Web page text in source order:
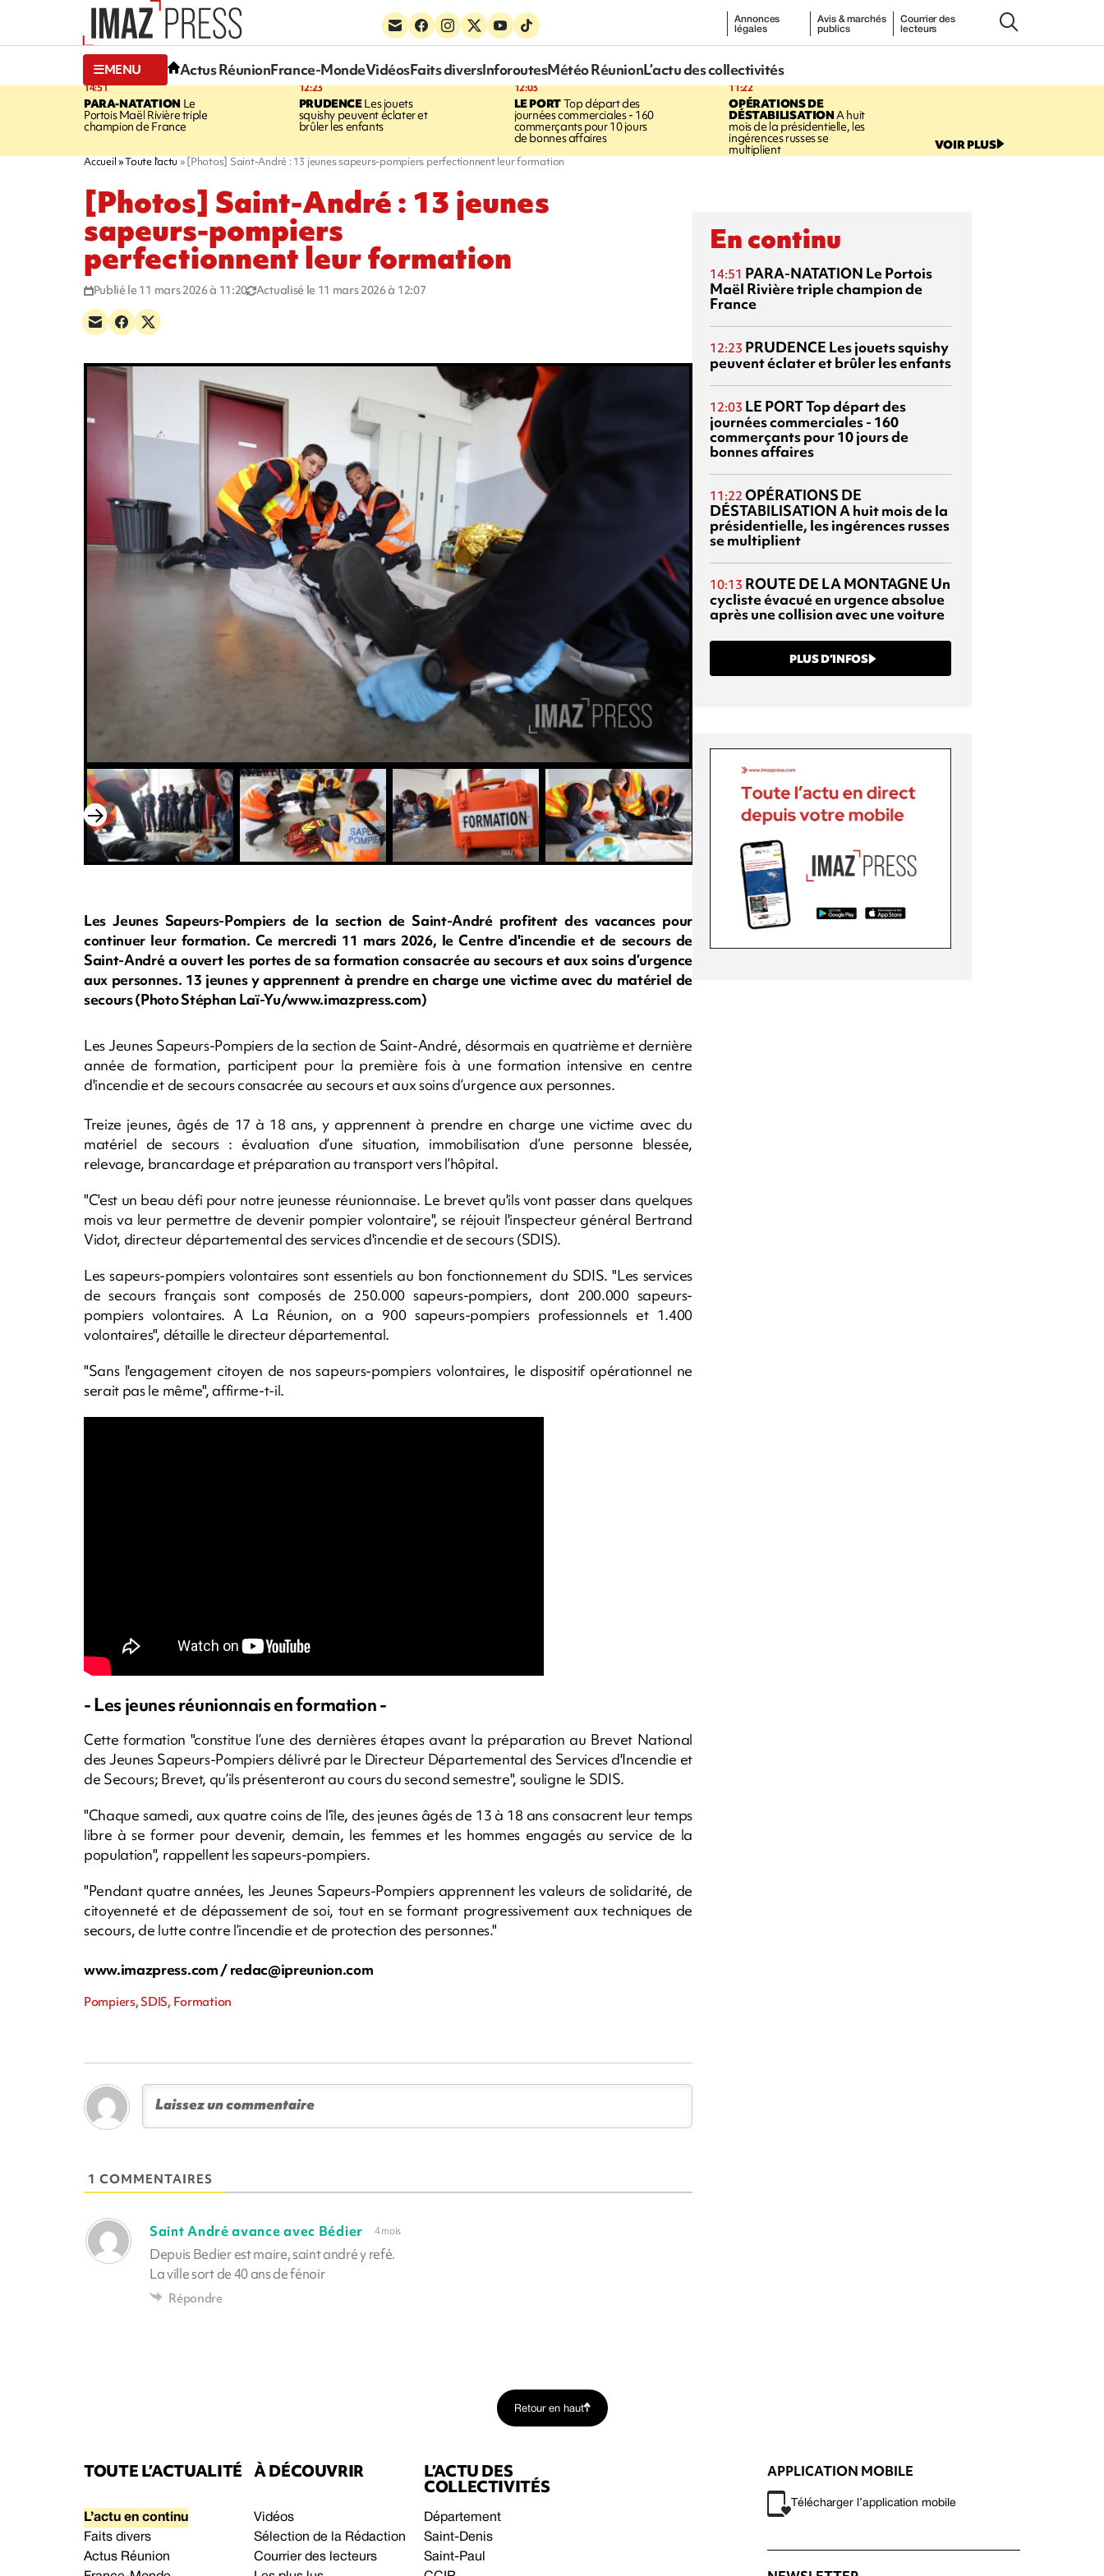
Annonces
légales
Avis & marchés
publics
Courrier des
lecteurs
MENU Actus RéunionFrance-MondeVidéosFaits diversInforoutesMétéo RéunionL’actu des collectivités
14:51
PARA-NATATIONLe
Portois Maël Rivière triple
champion de France
12:23
PRUDENCELes jouets
squishy peuvent éclater et
brûler les enfants
12:03
LE PORTTop départ des
journées commerciales - 160
commerçants pour 10 jours
de bonnes affaires
11:22
OPÉRATIONS DE
DÉSTABILISATIONA huit
mois de la présidentielle, les
ingérences russes se
multiplient VOIR PLUS
Accueil Toute l'actu [Photos] Saint-André : 13 jeunes sapeurs-pompiers perfectionnent leur formation
[Photos] Saint-André : 13 jeunes
sapeurs-pompiers
perfectionnent leur formation
Publié le 11 mars 2026 à 11:20 Actualisé le 11 mars 2026 à 12:07
Les Jeunes Sapeurs-Pompiers de la section de Saint-André profitent des vacances pour
continuer leur formation. Ce mercredi 11 mars 2026, le Centre d'incendie et de secours de
Saint-André a ouvert les portes de sa formation consacrée au secours et aux soins d’urgence
aux personnes. 13 jeunes y apprennent à prendre en charge une victime avec du matériel de
secours (Photo Stéphan Laï-Yu/www.imazpress.com)
Les Jeunes Sapeurs-Pompiers de la section de Saint-André, désormais en quatrième et dernière
année de formation, participent pour la première fois à une formation intensive en centre
d'incendie et de secours consacrée au secours et aux soins d’urgence aux personnes.
Treize jeunes, âgés de 17 à 18 ans, y apprennent à prendre en charge une victime avec du
matériel de secours : évaluation d’une situation, immobilisation d’une personne blessée,
relevage, brancardage et préparation au transport vers l’hôpital.
"C'est un beau défi pour notre jeunesse réunionnaise. Le brevet qu'ils vont passer dans quelques
mois va leur permettre de devenir pompier volontaire", se réjouit l'inspecteur général Bertrand
Vidot, directeur départemental des services d'incendie et de secours (SDIS).
Les sapeurs-pompiers volontaires sont essentiels au bon fonctionnement du SDIS. "Les services
de secours français sont composés de 250.000 sapeurs-pompiers, dont 200.000 sapeurs-
pompiers volontaires. A La Réunion, on a 900 sapeurs-pompiers professionnels et 1.400
volontaires", détaille le directeur départemental.
"Sans l'engagement citoyen de nos sapeurs-pompiers volontaires, le dispositif opérationnel ne
serait pas le même", affirme-t-il.
- Les jeunes réunionnais en formation -
Cette formation "constitue l’une des dernières étapes avant la préparation au Brevet National
des Jeunes Sapeurs-Pompiers délivré par le Directeur Départemental des Services d'Incendie et
de Secours; Brevet, qu’ils présenteront au cours du second semestre", souligne le SDIS.
"Chaque samedi, aux quatre coins de l’île, des jeunes âgés de 13 à 18 ans consacrent leur temps
libre à se former pour devenir, demain, les femmes et les hommes engagés au service de la
population", rappellent les sapeurs-pompiers.
"Pendant quatre années, les Jeunes Sapeurs-Pompiers apprennent les valeurs de solidarité, de
citoyenneté et de dépassement de soi, tout en se formant progressivement aux techniques de
secours, de lutte contre l’incendie et de protection des personnes."
www.imazpress.com /redac@ipreunion.com
Pompiers, SDIS, Formation
1 COMMENTAIRES
Saint André avance avec Bédier 4 mois
Depuis Bedier est maire, saint andré y refé.
La ville sort de 40 ans de fénoir
Répondre
En continu
14:51 PARA-NATATION Le Portois
Maël Rivière triple champion de
France
12:23 PRUDENCE Les jouets squishy
peuvent éclater et brûler les enfants
12:03 LE PORTTop départ des
journées commerciales - 160
commerçants pour 10 jours de
bonnes affaires
11:22 OPÉRATIONS DE
DÉSTABILISATIONA huit mois de la
présidentielle, les ingérences russes
se multiplient
10:13 ROUTE DE LA MONTAGNE Un
cycliste évacué en urgence absolue
après une collision avec une voiture
PLUS D’INFOS
Retour en haut
TOUTE L’ACTUALITÉ
L’actu en continu
Faits divers
Actus Réunion
À DÉCOUVRIR
Vidéos
Sélection de la Rédaction
Courrier des lecteurs
L’ACTU DES
COLLECTIVITÉS
Département
Saint-Denis
Saint-Paul
APPLICATION MOBILE
Télécharger l’application mobile